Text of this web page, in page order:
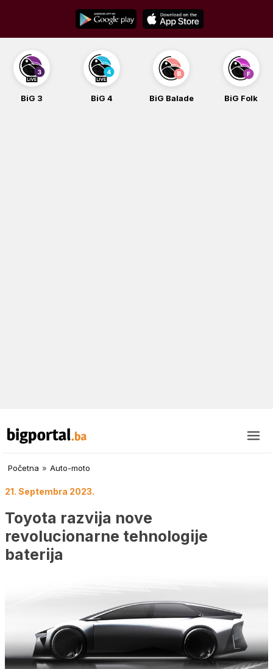
content
BiG 4 BiG Balade BiG Folk BiG iG
Početna » Auto-moto
21. Septembra 2023.
Toyota razvija nove
revolucionarne tehnologije
baterija